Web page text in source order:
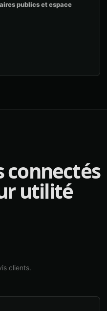
publics et espace
connectés
utilité
clients.